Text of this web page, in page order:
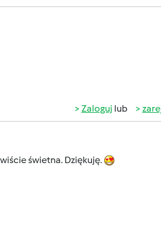
Zaloguj lub
świetna. Dziękuję.